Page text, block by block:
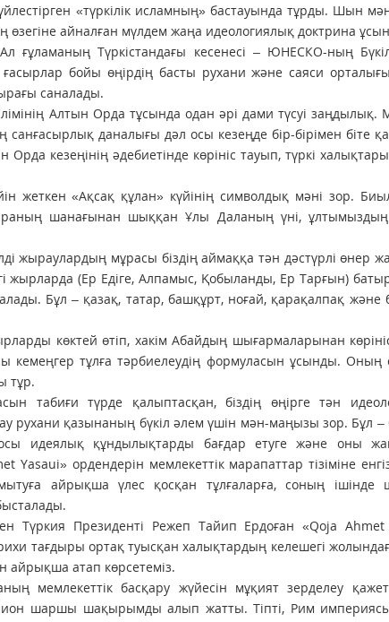
«түркілік исламның» бастауында тұрды. Шын
айналған мүлдем жаңа идеологиялық доктрина
Түркістандағы кесенесі – ЮНЕСКО-ның
бойы өңірдің басты рухани және саяси
саналады.
Алтын Орда тұсында одан әрі дами түсуі заңдылық.
санғасырлық даналығы дәл осы кезеңде бір-бірімен біте
кезеңінің әдебиетінде көрініс тауып, түркі
жеткен «Ақсақ құлан» күйінің символдық мәні зор.
шанағынан шыққан Ұлы Даланың үні, ұлтымыздың
жыраулардың мұрасы біздің аймаққа тән дәстүрлі өнер
жырларда (Ер Едіге, Алпамыс, Қобыланды, Ер Тарғын)
Бұл – қазақ, татар, башқұрт, ноғай, қарақалпақ және
көктей өтіп, хакім Абайдың шығармаларынан
тұлға тәрбиелеудің формуласын ұсынды. Оның
тұр.
табиғи түрде қалыптасқан, біздің өңірге тән
рухани қазынаның бүкіл әлем үшін мән-маңызы зор. Бұл –
идеялық құндылықтарды бағдар етуге және оны
Yasaui» ордендерін мемлекеттік марапаттар тізіміне
айрықша үлес қосқан тұлғаларға, соның ішінде
Түркия Президенті Режеп Тайип Ердоған «Qoja
тағдыры ортақ туысқан халықтардың келешегі
атап көрсетеміз.
мемлекеттік басқару жүйесін мұқият зерделеу
шаршы шақырымды алып жатты. Тіпті, Рим